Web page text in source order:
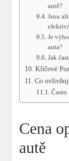
autě?
Jsou
Je
auta?
Jak
Klíčové
Co
Často
Cena
autě